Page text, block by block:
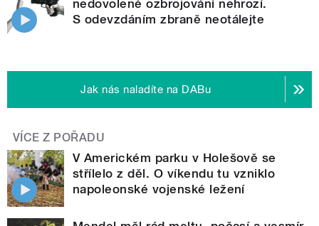
nedovolené ozbrojování nehrozí.
S odevzdáním zbraně neotálejte
Jak nás naladíte na DABu
VÍCE Z POŘADU
V Americkém parku v Holešově se
střílelo z děl. O víkendu tu vzniklo
napoleonské vojenské ležení